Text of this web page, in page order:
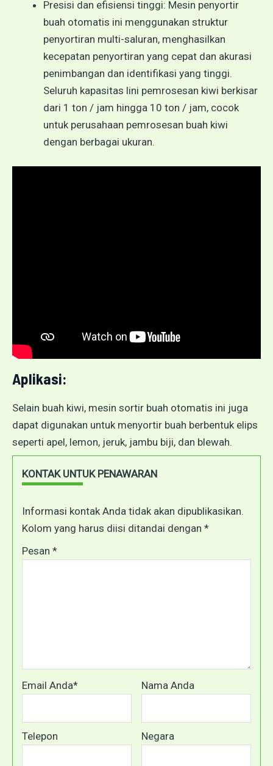
Presisi dan efisiensi tinggi: Mesin penyortir
buah otomatis ini menggunakan struktur
penyortiran multi-saluran, menghasilkan
kecepatan penyortiran yang cepat dan akurasi
penimbangan dan identifikasi yang tinggi.
Seluruh kapasitas lini pemrosesan kiwi berkisar
dari 1 ton / jam hingga 10 ton / jam, cocok
untuk perusahaan pemrosesan buah kiwi
dengan berbagai ukuran.
Aplikasi:
Selain buah kiwi, mesin sortir buah otomatis ini juga
dapat digunakan untuk menyortir buah berbentuk elips
seperti apel, lemon, jeruk, jambu biji, dan blewah.
KONTAK UNTUK PENAWARAN
Informasi kontak Anda tidak akan dipublikasikan.
Kolom yang harus diisi ditandai dengan *
Pesan *
Email Anda* Nama Anda
Telepon Negara